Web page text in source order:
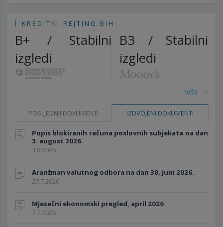
KREDITNI REJTING BiH:
B+ / Stabilni
izgledi
B3 / Stabilni
izgledi
VIŠE
POSLJEDNJI DOKUMENTI IZDVOJENI DOKUMENTI
Popis blokiranih računa poslovnih subjekata na dan
3. august 2026.
3.8.2026
Aranžman valutnog odbora na dan 30. juni 2026.
27.7.2026
Mjesečni ekonomski pregled, april 2026
7.7.2026